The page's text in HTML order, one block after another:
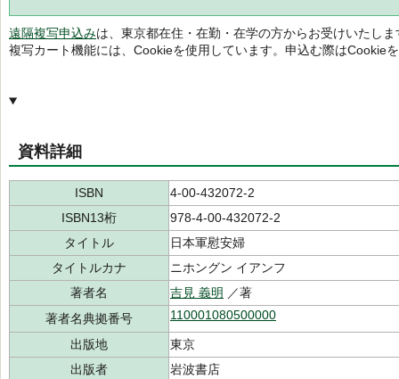
遠隔複写申込みは、東京都在住・在勤・在学の方からお受けいたしま
複写カート機能には、Cookieを使用しています。申込む際はCookie
資料詳細
ISBN
4-00-432072-2
ISBN13桁
978-4-00-432072-2
タイトル
日本軍慰安婦
タイトルカナ
ニホングン イアンフ
著者名
吉見 義明 ／著
著者名典拠番号
110001080500000
出版地
東京
出版者
岩波書店